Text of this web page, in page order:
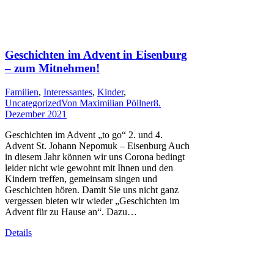
Geschichten im Advent in Eisenburg
– zum Mitnehmen!
Familien, Interessantes, Kinder,
UncategorizedVon Maximilian Pöllner8.
Dezember 2021
Geschichten im Advent „to go“ 2. und 4.
Advent St. Johann Nepomuk – Eisenburg Auch
in diesem Jahr können wir uns Corona bedingt
leider nicht wie gewohnt mit Ihnen und den
Kindern treffen, gemeinsam singen und
Geschichten hören. Damit Sie uns nicht ganz
vergessen bieten wir wieder „Geschichten im
Advent für zu Hause an“. Dazu…
Details